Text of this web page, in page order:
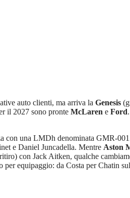
auto clienti, ma arriva la Genesis
il 2027 sono pronte McLaren e Ford
con una LMDh denominata GMR-
e Daniel Juncadella. Mentre Aston
con Jack Aitken, qualche
per equipaggio: da Costa per Chatin